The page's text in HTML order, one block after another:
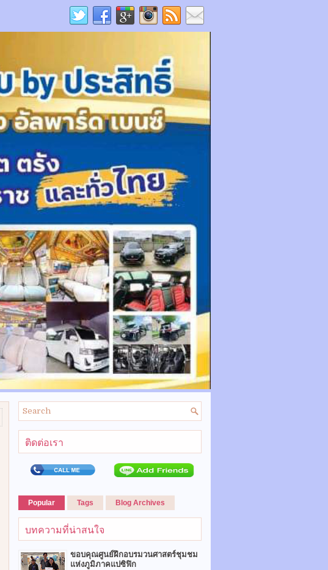
ติดต่อเรา
Popular Tags Blog Archives
บทความที่น่าสนใจ
ขอบคุณศูนย์ฝึกอบรมวนศาสตร์ชุมชม
แห่งภูมิภาคแปซิฟิก